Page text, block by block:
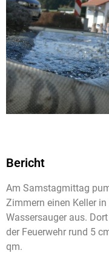
Bericht
Am Samstagmittag
Zimmern einen Keller
Wassersauger aus.
der Feuerwehr rund 5
qm.